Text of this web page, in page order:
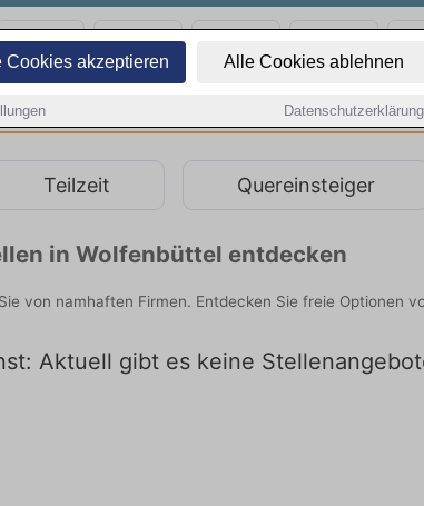
Cookies akzeptieren Alle Cookies ablehnen
Datenschutzerklärung
Teilzeit Quereinsteiger
in Wolfenbüttel entdecken
von namhaften Firmen. Entdecken Sie freie Optionen
Aktuell gibt es keine